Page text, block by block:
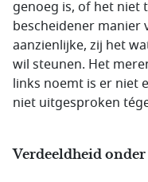
genoeg is, of het niet
bescheidener manier
aanzienlijke, zij het
wil steunen. Het
links noemt is er niet
niet uitgesproken
Verdeeldheid